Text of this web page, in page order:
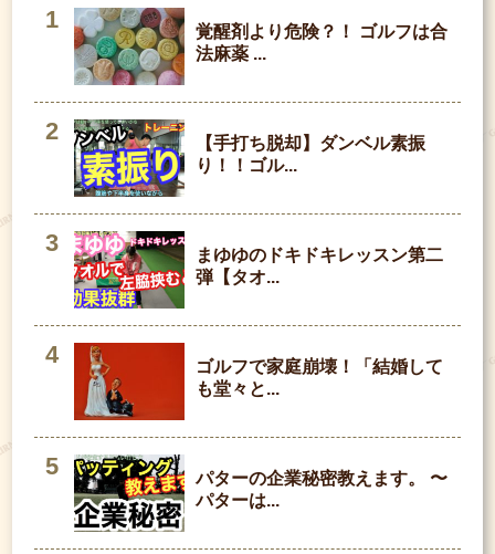
覚醒剤より危険？！ ゴルフは合
法麻薬 ...
【手打ち脱却】ダンベル素振
り！！ゴル...
まゆゆのドキドキレッスン第二
弾【タオ...
ゴルフで家庭崩壊！「結婚して
も堂々と...
パターの企業秘密教えます。 〜
パターは...